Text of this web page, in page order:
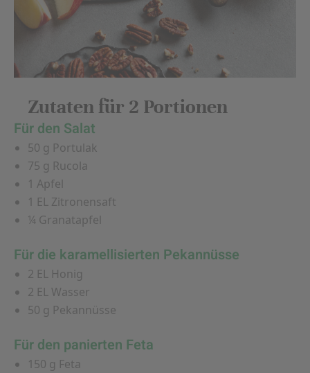
Zutaten für 2 Portionen
Für den Salat
50 g Portulak
75 g Rucola
1 Apfel
1 EL Zitronensaft
¼ Granatapfel
Für die karamellisierten Pekannüsse
2 EL Honig
2 EL Wasser
50 g Pekannüsse
Für den panierten Feta
150 g Feta